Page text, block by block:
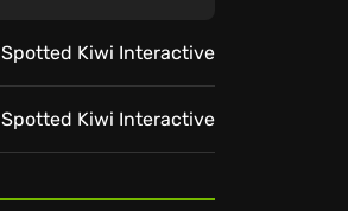
Spotted Kiwi Interactive
Spotted Kiwi Interactive